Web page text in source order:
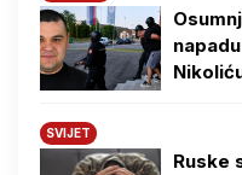
SVIJET
Ruske